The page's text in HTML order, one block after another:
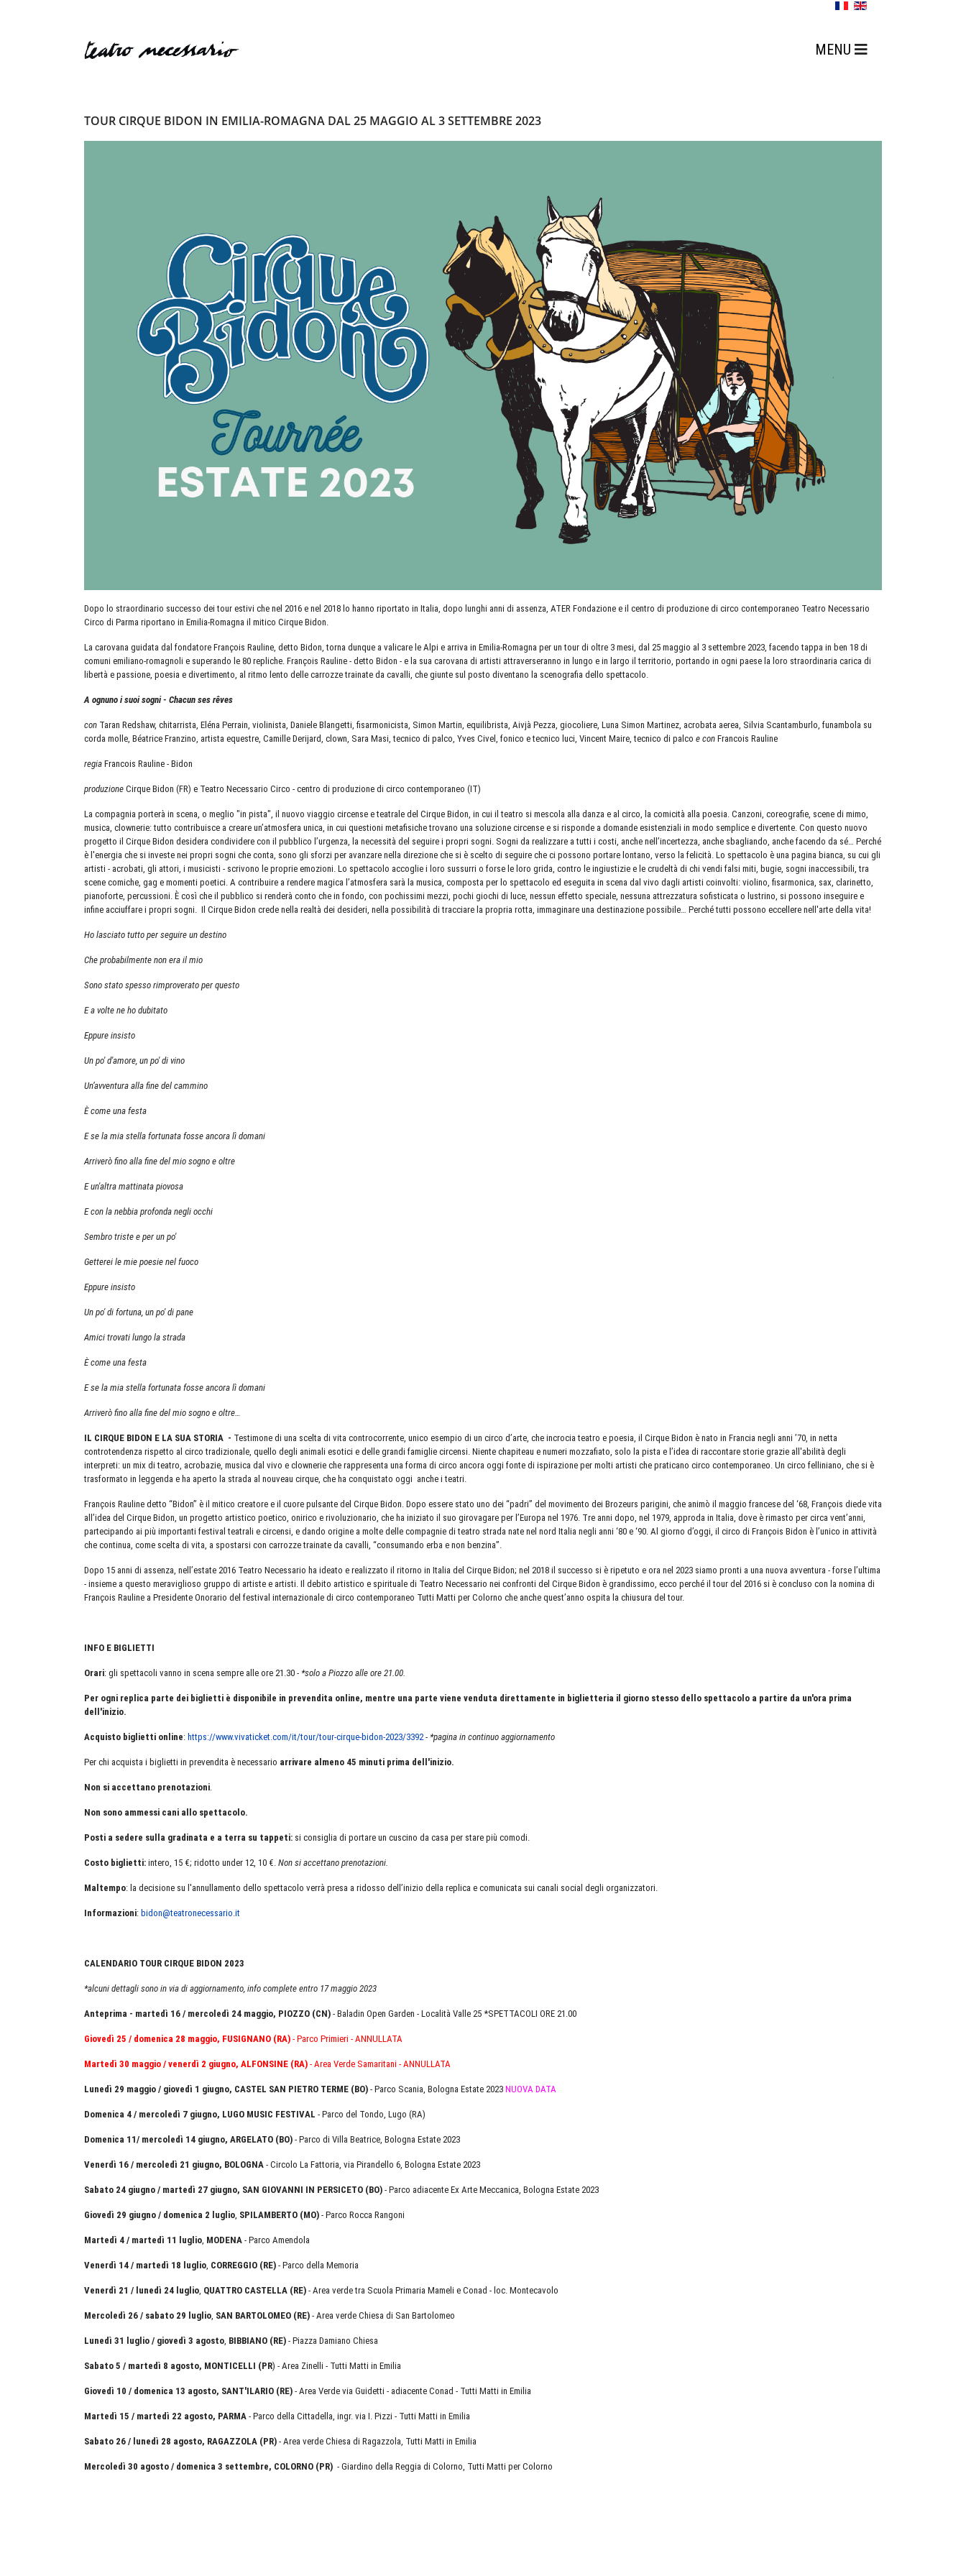
TOUR CIRQUE BIDON IN EMILIA-ROMAGNA DAL 25 MAGGIO AL 3 SETTEMBRE 2023
Dopo lo straordinario successo dei tour estivi che nel 2016 e nel 2018 lo hanno riportato in Italia, dopo lunghi anni di assenza, ATER Fondazione e il centro di produzione di circo contemporaneo Teatro Necessario
Circo di Parma riportano in Emilia-Romagna il mitico Cirque Bidon.
La carovana guidata dal fondatore François Rauline, detto Bidon, torna dunque a valicare le Alpi e arriva in Emilia-Romagna per un tour di oltre 3 mesi, dal 25 maggio al 3 settembre 2023, facendo tappa in ben 18 di
comuni emiliano-romagnoli e superando le 80 repliche. François Rauline - detto Bidon - e la sua carovana di artisti attraverseranno in lungo e in largo il territorio, portando in ogni paese la loro straordinaria carica di
libertà e passione, poesia e divertimento, al ritmo lento delle carrozze trainate da cavalli, che giunte sul posto diventano la scenografia dello spettacolo.
A ognuno i suoi sogni - Chacun ses rêves
con Taran Redshaw, chitarrista, Eléna Perrain, violinista, Daniele Blangetti, fisarmonicista, Simon Martin, equilibrista, Aivjà Pezza, giocoliere, Luna Simon Martinez, acrobata aerea, Silvia Scantamburlo, funambola su
corda molle, Béatrice Franzino, artista equestre, Camille Derijard, clown, Sara Masi, tecnico di palco, Yves Civel, fonico e tecnico luci, Vincent Maire, tecnico di palco e con Francois Rauline
regia Francois Rauline - Bidon
produzione Cirque Bidon (FR) e Teatro Necessario Circo - centro di produzione di circo contemporaneo (IT)
La compagnia porterà in scena, o meglio "in pista", il nuovo viaggio circense e teatrale del Cirque Bidon, in cui il teatro si mescola alla danza e al circo, la comicità alla poesia. Canzoni, coreografie, scene di mimo,
musica, clownerie: tutto contribuisce a creare un’atmosfera unica, in cui questioni metafisiche trovano una soluzione circense e si risponde a domande esistenziali in modo semplice e divertente. Con questo nuovo
progetto il Cirque Bidon desidera condividere con il pubblico l’urgenza, la necessità del seguire i propri sogni. Sogni da realizzare a tutti i costi, anche nell’incertezza, anche sbagliando, anche facendo da sé… Perché
è l'energia che si investe nei propri sogni che conta, sono gli sforzi per avanzare nella direzione che si è scelto di seguire che ci possono portare lontano, verso la felicità. Lo spettacolo è una pagina bianca, su cui gli
artisti - acrobati, gli attori, i musicisti - scrivono le proprie emozioni. Lo spettacolo accoglie i loro sussurri o forse le loro grida, contro le ingiustizie e le crudeltà di chi vendi falsi miti, bugie, sogni inaccessibili, tra
scene comiche, gag e momenti poetici. A contribuire a rendere magica l’atmosfera sarà la musica, composta per lo spettacolo ed eseguita in scena dal vivo dagli artisti coinvolti: violino, fisarmonica, sax, clarinetto,
pianoforte, percussioni. È così che il pubblico si renderà conto che in fondo, con pochissimi mezzi, pochi giochi di luce, nessun effetto speciale, nessuna attrezzatura sofisticata o lustrino, si possono inseguire e
infine acciuffare i propri sogni. Il Cirque Bidon crede nella realtà dei desideri, nella possibilità di tracciare la propria rotta, immaginare una destinazione possibile… Perché tutti possono eccellere nell'arte della vita!
Ho lasciato tutto per seguire un destino
Che probabilmente non era il mio
Sono stato spesso rimproverato per questo
E a volte ne ho dubitato
Eppure insisto
Un po' d'amore, un po' di vino
Un’avventura alla fine del cammino
È come una festa
E se la mia stella fortunata fosse ancora lì domani
Arriverò fino alla fine del mio sogno e oltre
E un'altra mattinata piovosa
E con la nebbia profonda negli occhi
Sembro triste e per un po'
Getterei le mie poesie nel fuoco
Eppure insisto
Un po' di fortuna, un po' di pane
Amici trovati lungo la strada
È come una festa
E se la mia stella fortunata fosse ancora lì domani
Arriverò fino alla fine del mio sogno e oltre…
IL CIRQUE BIDON E LA SUA STORIA - Testimone di una scelta di vita controcorrente, unico esempio di un circo d’arte, che incrocia teatro e poesia, il Cirque Bidon è nato in Francia negli anni ’70, in netta
controtendenza rispetto al circo tradizionale, quello degli animali esotici e delle grandi famiglie circensi. Niente chapiteau e numeri mozzafiato, solo la pista e l’idea di raccontare storie grazie all'abilità degli
interpreti: un mix di teatro, acrobazie, musica dal vivo e clownerie che rappresenta una forma di circo ancora oggi fonte di ispirazione per molti artisti che praticano circo contemporaneo. Un circo felliniano, che si è
trasformato in leggenda e ha aperto la strada al nouveau cirque, che ha conquistato oggi anche i teatri.
François Rauline detto “Bidon” è il mitico creatore e il cuore pulsante del Cirque Bidon. Dopo essere stato uno dei “padri” del movimento dei Brozeurs parigini, che animò il maggio francese del ‘68, François diede vita
all’idea del Cirque Bidon, un progetto artistico poetico, onirico e rivoluzionario, che ha iniziato il suo girovagare per l’Europa nel 1976. Tre anni dopo, nel 1979, approda in Italia, dove è rimasto per circa vent’anni,
partecipando ai più importanti festival teatrali e circensi, e dando origine a molte delle compagnie di teatro strada nate nel nord Italia negli anni ‘80 e ‘90. Al giorno d’oggi, il circo di François Bidon è l’unico in attività
che continua, come scelta di vita, a spostarsi con carrozze trainate da cavalli, “consumando erba e non benzina”.
Dopo 15 anni di assenza, nell’estate 2016 Teatro Necessario ha ideato e realizzato il ritorno in Italia del Cirque Bidon; nel 2018 il successo si è ripetuto e ora nel 2023 siamo pronti a una nuova avventura - forse l’ultima
- insieme a questo meraviglioso gruppo di artiste e artisti. Il debito artistico e spirituale di Teatro Necessario nei confronti del Cirque Bidon è grandissimo, ecco perché il tour del 2016 si è concluso con la nomina di
François Rauline a Presidente Onorario del festival internazionale di circo contemporaneo Tutti Matti per Colorno che anche quest’anno ospita la chiusura del tour.
INFO E BIGLIETTI
Orari: gli spettacoli vanno in scena sempre alle ore 21.30 - *solo a Piozzo alle ore 21.00.
Per ogni replica parte dei biglietti è disponibile in prevendita online, mentre una parte viene venduta direttamente in biglietteria il giorno stesso dello spettacolo a partire da un'ora prima
dell'inizio.
Acquisto biglietti online: https://www.vivaticket.com/it/tour/tour-cirque-bidon-2023/3392- *pagina in continuo aggiornamento
Per chi acquista i biglietti in prevendita è necessario arrivare almeno 45 minuti prima dell'inizio.
Non si accettano prenotazioni.
Non sono ammessi cani allo spettacolo.
Posti a sedere sulla gradinata e a terra su tappeti: si consiglia di portare un cuscino da casa per stare più comodi.
Costo biglietti: intero, 15 €; ridotto under 12, 10 €. Non si accettano prenotazioni.
Maltempo: la decisione su l'annullamento dello spettacolo verrà presa a ridosso dell’inizio della replica e comunicata sui canali social degli organizzatori.
Informazioni: bidon@teatronecessario.it
CALENDARIO TOUR CIRQUE BIDON 2023
*alcuni dettagli sono in via di aggiornamento, info complete entro 17 maggio 2023
Anteprima - martedì 16 / mercoledì 24 maggio, PIOZZO (CN) - Baladin Open Garden - Località Valle 25 *SPETTACOLI ORE 21.00
Giovedì 25 / domenica 28 maggio, FUSIGNANO (RA) - Parco Primieri - ANNULLATA
Martedì 30 maggio / venerdì 2 giugno, ALFONSINE (RA) - Area Verde Samaritani - ANNULLATA
Lunedì 29 maggio / giovedì 1 giugno, CASTEL SAN PIETRO TERME (BO) - Parco Scania, Bologna Estate 2023 NUOVA DATA
Domenica 4 / mercoledì 7 giugno, LUGO MUSIC FESTIVAL - Parco del Tondo, Lugo (RA)
Domenica 11/ mercoledì 14 giugno, ARGELATO (BO) - Parco di Villa Beatrice, Bologna Estate 2023
Venerdì 16 / mercoledì 21 giugno, BOLOGNA - Circolo La Fattoria, via Pirandello 6, Bologna Estate 2023
Sabato 24 giugno / martedì 27 giugno, SAN GIOVANNI IN PERSICETO (BO) - Parco adiacente Ex Arte Meccanica, Bologna Estate 2023
Giovedì 29 giugno / domenica 2 luglio, SPILAMBERTO (MO) - Parco Rocca Rangoni
Martedì 4 / martedì 11 luglio, MODENA - Parco Amendola
Venerdì 14 / martedì 18 luglio, CORREGGIO (RE) - Parco della Memoria
Venerdì 21 / lunedì 24 luglio, QUATTRO CASTELLA (RE) - Area verde tra Scuola Primaria Mameli e Conad - loc. Montecavolo
Mercoledì 26 / sabato 29 luglio, SAN BARTOLOMEO (RE) - Area verde Chiesa di San Bartolomeo
Lunedì 31 luglio / giovedì 3 agosto, BIBBIANO (RE) - Piazza Damiano Chiesa
Sabato 5 / martedì 8 agosto, MONTICELLI (PR) - Area Zinelli - Tutti Matti in Emilia
Giovedì 10 / domenica 13 agosto, SANT'ILARIO (RE) - Area Verde via Guidetti - adiacente Conad - Tutti Matti in Emilia
Martedì 15 / martedì 22 agosto, PARMA - Parco della Cittadella, ingr. via I. Pizzi - Tutti Matti in Emilia
Sabato 26 / lunedì 28 agosto, RAGAZZOLA (PR) - Area verde Chiesa di Ragazzola, Tutti Matti in Emilia
Mercoledì 30 agosto / domenica 3 settembre, COLORNO (PR) - Giardino della Reggia di Colorno, Tutti Matti per Colorno